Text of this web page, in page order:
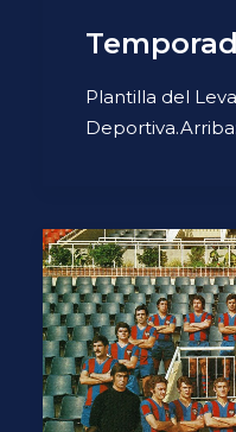
Plantilla del